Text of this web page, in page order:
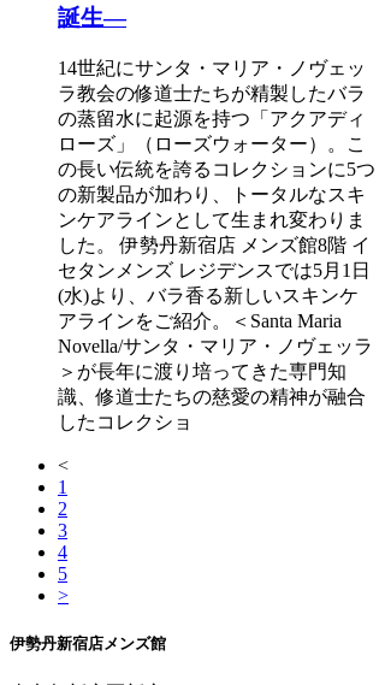
誕生―
14世紀にサンタ・マリア・ノヴェッ
ラ教会の修道士たちが精製したバラ
の蒸留水に起源を持つ「アクアディ
ローズ」（ローズウォーター）。こ
の長い伝統を誇るコレクションに5つ
の新製品が加わり、トータルなスキ
ンケアラインとして生まれ変わりま
した。 ​伊勢丹新宿店 メンズ館8階 イ
セタンメンズ レジデンスでは5月1日
(水)より、バラ香る新しいスキンケ
アラインをご紹介。＜Santa Maria
Novella/サンタ・マリア・ノヴェッラ
＞が長年に渡り培ってきた専門知
識、修道士たちの慈愛の精神が​融合
したコレクショ
<
1
2
3
4
5
>
伊勢丹新宿店メンズ館